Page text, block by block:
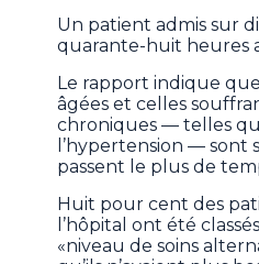
Un patient admis sur
quarante-huit heures
Le rapport indique
âgées et celles
chroniques — telles
l’hypertension — sont
passent le plus de
Huit pour cent des
l’hôpital ont été
«niveau de soins